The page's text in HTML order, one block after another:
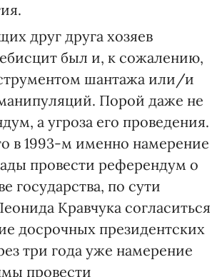
друг друга хозяев
был и, к сожалению,
шантажа или/и
Порой даже не
а угроза его проведения.
в 1993-м именно намерение
провести референдум о
государства, по сути
Кравчука согласиться
досрочных президентских
три года уже намерение
провести